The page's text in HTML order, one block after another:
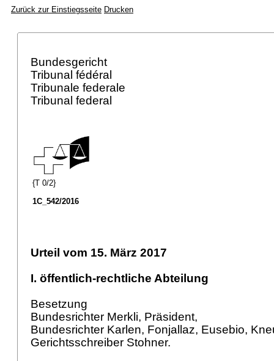
Zurück zur Einstiegsseite Drucken
Bundesgericht
Tribunal fédéral
Tribunale federale
Tribunal federal
{T 0/2}
1C_542/2016
Urteil vom 15. März 2017
I. öffentlich-rechtliche Abteilung
Besetzung
Bundesrichter Merkli, Präsident,
Bundesrichter Karlen, Fonjallaz, Eusebio,
Gerichtsschreiber Stohner.